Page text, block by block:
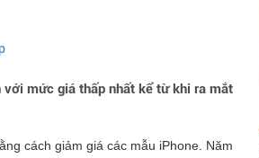
với mức giá thấp nhất kể từ khi ra mắt
cách giảm giá các mẫu iPhone. Năm